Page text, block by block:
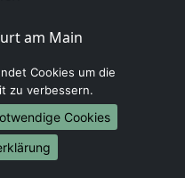
am Main
Cookies um die
zu verbessern.
Cookies